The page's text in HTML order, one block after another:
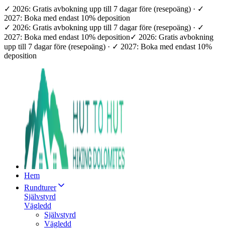
✓ 2026: Gratis avbokning upp till 7 dagar före (resepoäng) · ✓
2027: Boka med endast 10% deposition
✓ 2026: Gratis avbokning upp till 7 dagar före (resepoäng) · ✓
2027: Boka med endast 10% deposition✓ 2026: Gratis avbokning
upp till 7 dagar före (resepoäng) · ✓ 2027: Boka med endast 10%
deposition
Hem
Rundturer
Självstyrd
Vägledd
Självstyrd
Vägledd